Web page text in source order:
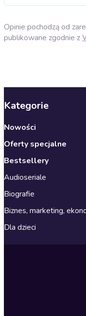
Opinie pochodzą od
publikowane zgodnie z
Kategorie
Nowości
Oferty specjalne
Bestsellery
Audioseriale
Biografie
Biznes, marketing,
Dla dzieci